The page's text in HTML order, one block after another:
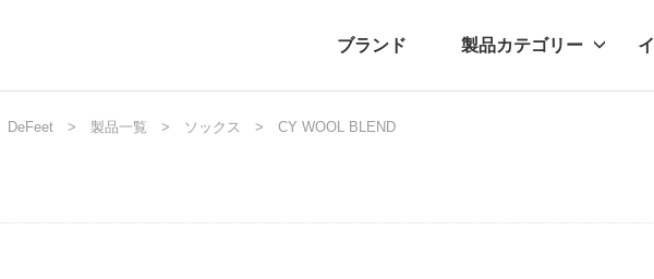
ブランド 製品カテゴリー
自転車 自転車パーツ
ニュース プレスリリース
DeFeet 製品一覧 ソックス CY WOOL BLEND